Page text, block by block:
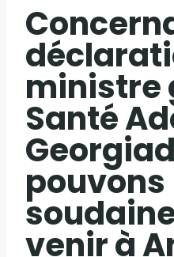
ministre
Santé
pouvons
venir à